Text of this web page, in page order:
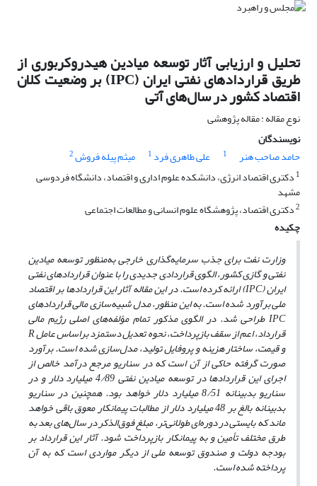
تحلیل و ارزیابی آثار توسعه میادین هیدروکربوری از
طریق قراردادهای نفتی ایران (IPC) بر وضعیت کلان
اقتصاد کشور در سال‌های آتی
نوع مقاله : مقاله پژوهشی
نویسندگان
حامد صاحب هنر
1 علی طاهری فرد 1 میثم پیله فروش2
1 دکتری اقتصاد انرژی، دانشکده علوم اداری و اقتصاد، دانشگاه فردوسی
مشهد
2دکتری اقتصاد، پژوهشگاه علوم انسانی و مطالعات اجتماعی
چکیده
وزارت نفت برای جذب سرمایه‌گذاری خارجی به‌منظور توسعه میادین
نفتی و گازی کشور، الگوی قراردادی جدیدی را با عنوان قراردادهای نفتی
ایران(IPC) ارائه کرده است. در این مقاله آثار این قراردادها بر اقتصاد
ملی برآورد شده است. به ‌این منظور، مدل شبیه‌سازی مالی قراردادهای
IPCطراحی شد. در الگوی مذکور تمام مؤلفه‌های اصلی رژیم مالی
قرارداد، اعم از سقف بازپرداخت، نحوه تعدیل دستمزد براساس عاملR
و قیمت، ساختار هزینه و پروفایل تولید، مدل‌سازی شده است. برآورد
صورت گرفته حاکی از آن است که در سناریو مرجع درآمد خالص از
اجرای این قراردادها در توسعه میادین نفتی 4/89 میلیارد دلار و در
سناریو بدبینانه 8/51 میلیارد دلار خواهد بود. همچنین در سناریو
بدبینانه بالغ بر 48 میلیارد دلار از مطالبات پیمانکار معوق باقی خواهد
ماند که بایستی در دوره‌ای طولانی‌تر، مبلغ فوق‌الذکر در سال‌های بعد به
طرق مختلف تأمین و به پیمانکار بازپرداخت شود. آثار این قرارداد بر
بودجه دولت و صندوق توسعه ملی از دیگر مواردی است که به آن
پرداخته شده است.